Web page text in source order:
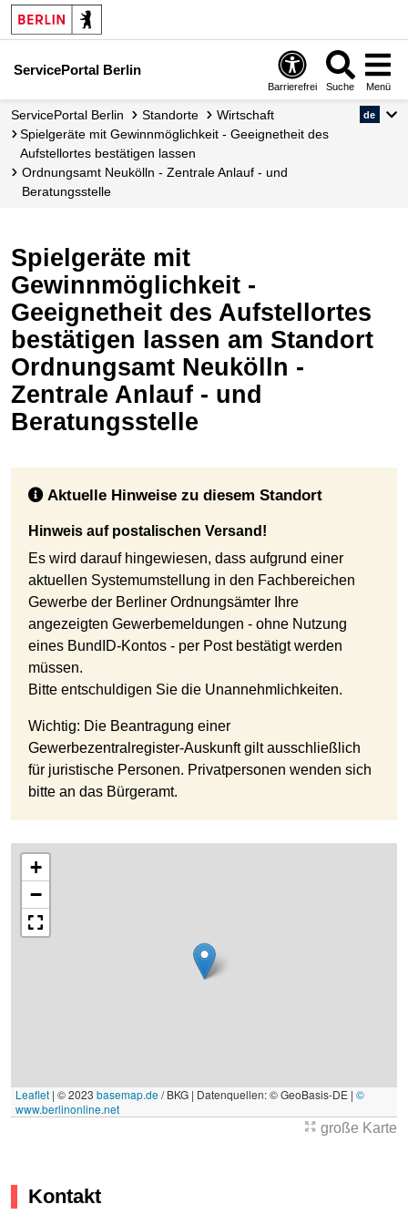
ServicePortal Berlin
Barrierefrei Suche Menü
ServicePortal Berlin Standorte
Wirtschaft
Spielgeräte mit Gewinnmöglichkeit - Geeignetheit des
Aufstellortes bestätigen lassen
Ordnungsamt Neukölln - Zentrale Anlauf - und
Beratungsstelle
de
Spielgeräte mit
Gewinnmöglichkeit -
Geeignetheit des Aufstellortes
bestätigen lassen am Standort
Ordnungsamt Neukölln -
Zentrale Anlauf - und
Beratungsstelle
Aktuelle Hinweise zu diesem Standort
Hinweis auf postalischen Versand!
Es wird darauf hingewiesen, dass aufgrund einer
aktuellen Systemumstellung in den Fachbereichen
Gewerbe der Berliner Ordnungsämter Ihre
angezeigten Gewerbemeldungen - ohne Nutzung
eines BundID-Kontos - per Post bestätigt werden
müssen.
Bitte entschuldigen Sie die Unannehmlichkeiten.
Wichtig: Die Beantragung einer
Gewerbezentralregister-Auskunft gilt ausschließlich
für juristische Personen. Privatpersonen wenden sich
bitte an das Bürgeramt.
+
−
Leaflet | © 2023 basemap.de/ BKG | Datenquellen: © GeoBasis-DE | ©
www.berlinonline.net
große Karte
Kontakt